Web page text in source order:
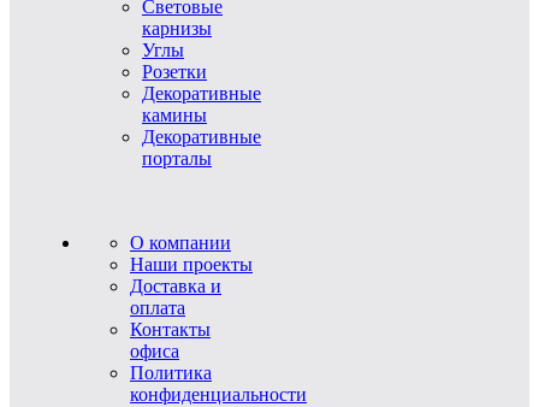
Световые
карнизы
Углы
Розетки
Декоративные
камины
Декоративные
порталы
О компании
Наши проекты
Доставка и
оплата
Контакты
офиса
Политика
конфиденциальности